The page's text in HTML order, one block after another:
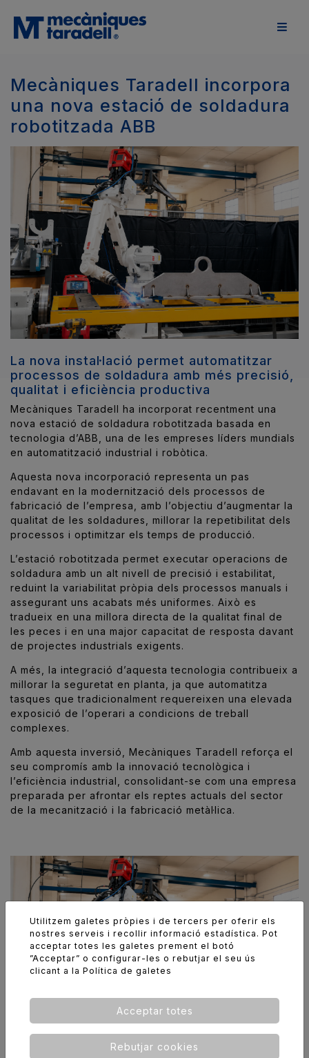
Mecàniques Taradell incorpora
una nova estació de soldadura
robotitzada ABB
La nova instal·lació permet automatitzar
processos de soldadura amb més precisió,
qualitat i eficiència productiva
Mecàniques Taradell ha incorporat recentment una
nova estació de soldadura robotitzada basada en
tecnologia d’ABB
, una de les empreses líders mundials
en automatització industrial i robòtica.
Aquesta nova incorporació representa un pas
endavant en la modernització dels processos de
fabricació de l’empresa, amb l’objectiu d’augmentar la
qualitat de les soldadures, millorar la repetibilitat dels
processos i optimitzar els temps de producció.
L’estació robotitzada permet executar operacions de
soldadura amb un alt nivell de precisió i estabilitat,
reduint la variabilitat pròpia dels processos manuals i
assegurant uns acabats més uniformes. Això es
tradueix en una millora directa de la qualitat final de
les peces i en una major capacitat de resposta davant
de projectes industrials exigents.
A més, la integració d’aquesta tecnologia contribueix a
millorar la seguretat en planta, ja que automatitza
tasques que tradicionalment requereixen una elevada
exposició de l’operari a condicions de treball
complexes.
Amb aquesta inversió, Mecàniques Taradell reforça el
seu compromís amb la innovació tecnològica i
l’eficiència industrial, consolidant-se com una empresa
preparada per afrontar els reptes actuals del sector
de la mecanització i la fabricació metàl·lica.
Utilitzem galetes pròpies i de tercers per oferir els
nostres serveis i recollir informació estadística. Pot
acceptar totes les galetes prement el botó
”Acceptar” o configurar-les o rebutjar el seu ús
clicant a la Política de galetes
Acceptar totes
Rebutjar cookies